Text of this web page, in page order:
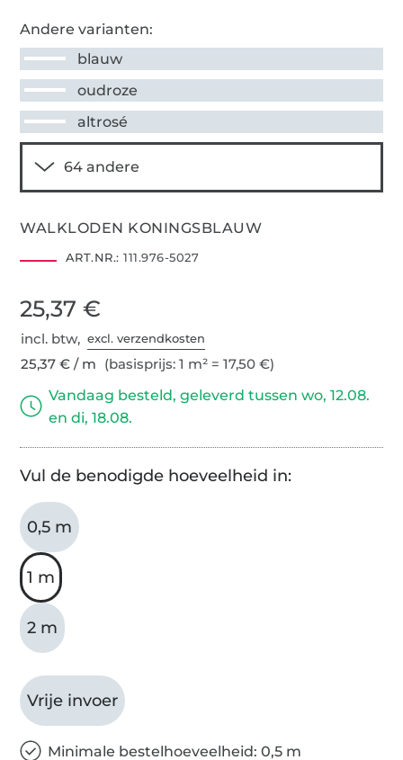
Andere varianten:
blauw
oudroze
altrosé
WALKLODEN KONINGSBLAUW
ART.NR.: 111.976-5027
25,37 €
incl. btw,excl. verzendkosten
25,37 € / m (basisprijs: 1 m² = 17,50 €)
Vandaag besteld, geleverd tussen wo, 12.08.
en di, 18.08.
Vul de benodigde hoeveelheid in:
0,5 m
1 m
2 m
Vrije invoer
Minimale bestelhoeveelheid: 0,5 m